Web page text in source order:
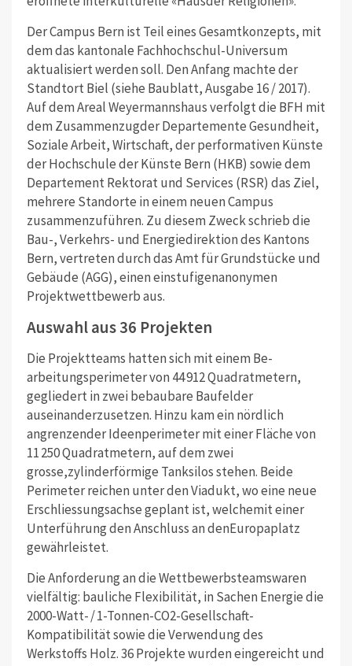
Der Campus Bern ist Teil eines Gesamtkonzepts, mit
dem das kantonale Fachhochschul-Universum
aktualisiert werden soll. Den Anfang machte der
Standtort Biel (siehe Baublatt, Ausgabe 16 / 2017).
Auf dem Areal Weyermannshaus verfolgt die BFH mit
dem Zusammenzugder Departemente Gesundheit,
Soziale Arbeit, Wirtschaft, der performativen Künste
der Hochschule der Künste Bern (HKB) sowie dem
Departement Rektorat und Services (RSR) das Ziel,
mehrere Standorte in einem neuen Campus
zusammenzuführen. Zu diesem Zweck schrieb die
Bau-, Verkehrs- und Energiedirektion des Kantons
Bern, vertreten durch das Amt für Grundstücke und
Gebäude (AGG), einen einstufigenanonymen
Projektwettbewerb aus.
Auswahl aus 36 Projekten
Die Projektteams hatten sich mit einem Be­
arbeitungsperimeter von 44 912 Quadratmetern,
gegliedert in zwei bebaubare Baufelder
auseinanderzusetzen. Hinzu kam ein nördlich
angrenzender Ideenperimeter mit einer Fläche von
11 250 Quadratmetern, auf dem zwei
grosse,zylinderförmige Tanksilos stehen. Beide
Perimeter reichen unter den Viadukt, wo eine neue
Erschliessungsachse geplant ist, welchemit einer
Unterführung den Anschluss an denEuropaplatz
gewährleistet.
Die Anforderung an die Wettbewerbsteamswaren
vielfältig: bauliche Flexibilität, in Sachen Energie die
2000-Watt- / 1-Tonnen-CO2-Gesellschaft-
Kompatibilität sowie die Verwendung des
Werkstoffs Holz. 36 Projekte wurden eingereicht und